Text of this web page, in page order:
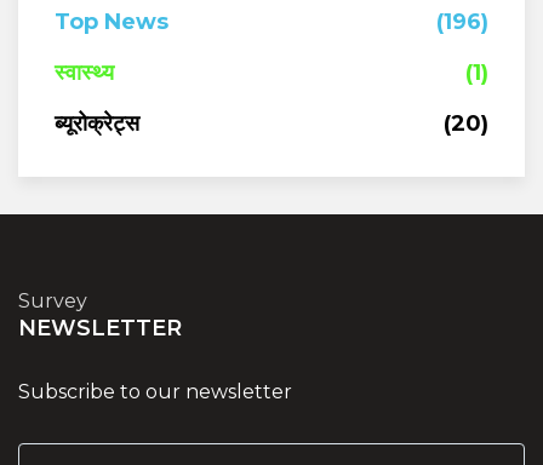
Top News
(196)
स्वास्थ्य
(1)
ब्यूरोक्रेट्स
(20)
Survey
NEWSLETTER
Subscribe to our newsletter